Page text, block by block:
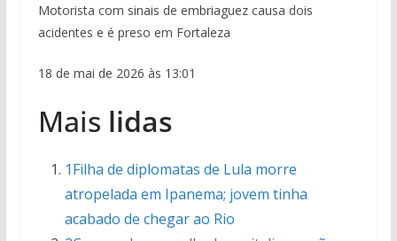
Motorista com sinais de embriaguez causa dois
acidentes e é preso em Fortaleza
18 de mai de 2026 às 13:01
Mais lidas
1Filha de diplomatas de Lula morre
atropelada em Ipanema; jovem tinha
acabado de chegar ao Rio